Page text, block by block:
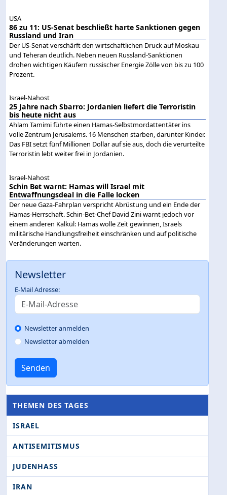
USA
86 zu 11: US-Senat beschließt harte Sanktionen gegen
Russland und Iran
Der US-Senat verschärft den wirtschaftlichen Druck auf Moskau
und Teheran deutlich. Neben neuen Russland-Sanktionen
drohen wichtigen Käufern russischer Energie Zölle von bis zu 100
Prozent.
Israel-Nahost
25 Jahre nach Sbarro: Jordanien liefert die Terroristin
bis heute nicht aus
Ahlam Tamimi führte einen Hamas-Selbstmordattentäter ins
volle Zentrum Jerusalems. 16 Menschen starben, darunter Kinder.
Das FBI setzt fünf Millionen Dollar auf sie aus, doch die verurteilte
Terroristin lebt weiter frei in Jordanien.
Israel-Nahost
Schin Bet warnt: Hamas will Israel mit
Entwaffnungsdeal in die Falle locken
Der neue Gaza-Fahrplan verspricht Abrüstung und ein Ende der
Hamas-Herrschaft. Schin-Bet-Chef David Zini warnt jedoch vor
einem anderen Kalkül: Hamas wolle Zeit gewinnen, Israels
militärische Handlungsfreiheit einschränken und auf politische
Veränderungen warten.
Newsletter
E-Mail Adresse:
Newsletter anmelden
Newsletter abmelden
Senden
THEMEN DES TAGES
ISRAEL
ANTISEMITISMUS
JUDENHASS
IRAN